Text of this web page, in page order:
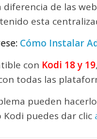
diferencia de las
esta
Cómo Instalar
con Kodi 18 y 19
todas las
pueden
puedes dar clic